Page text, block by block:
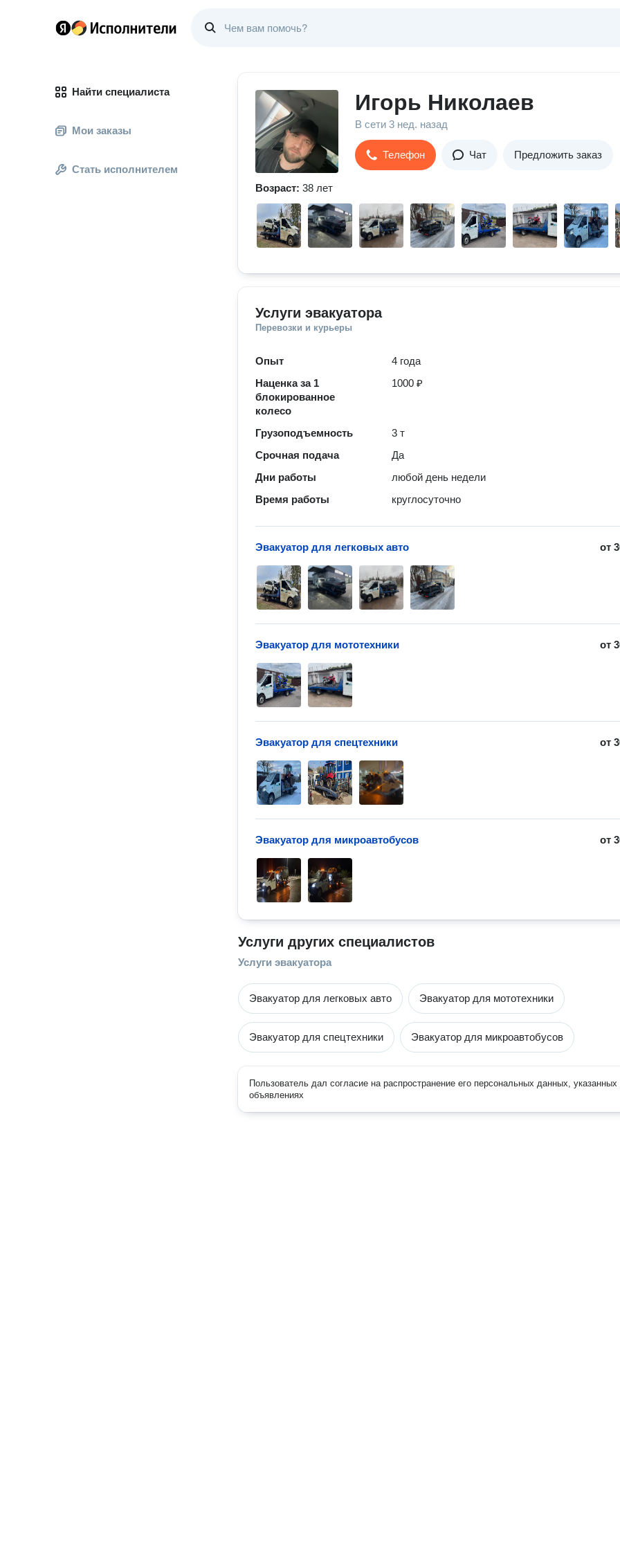
Найти специалиста
Мои заказы
Стать исполнителем
Игорь Николаев
В сети 3 нед. назад
Телефон Чат Предложить заказ
Возраст: 38 лет
Услуги эвакуатора
Перевозки и курьеры
Опыт
4 года
Наценка за 1
блокированное
колесо
1000 ₽
Грузоподъемность
3 т
Срочная подача
Да
Дни работы
любой день недели
Время работы
круглосуточно
от
Эвакуатор для легковых авто
от
Эвакуатор для мототехники
от
Эвакуатор для спецтехники
от
Эвакуатор для микроавтобусов
Услуги других специалистов
Услуги эвакуатора
Эвакуатор для легковых авто Эвакуатор для мототехники
Эвакуатор для спецтехники Эвакуатор для микроавтобусов
Пользователь дал согласие на распространение его персональных данных, указанных
объявлениях